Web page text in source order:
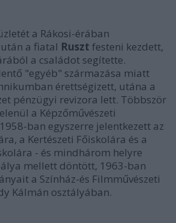
a Rákosi-érában
a fiatal Ruszt festeni kezdett,
a családot segítette.
"egyéb" származása miatt
érettségizett, utána a
pénzügyi revizora lett. Többször
a Képzőművészeti
ban egyszerre jelentkezett az
a Kertészeti Főiskolára és a
- és mindhárom helyre
mellett döntött, 1963-ban
a Színház-és Filmművészeti
Kálmán osztályában.